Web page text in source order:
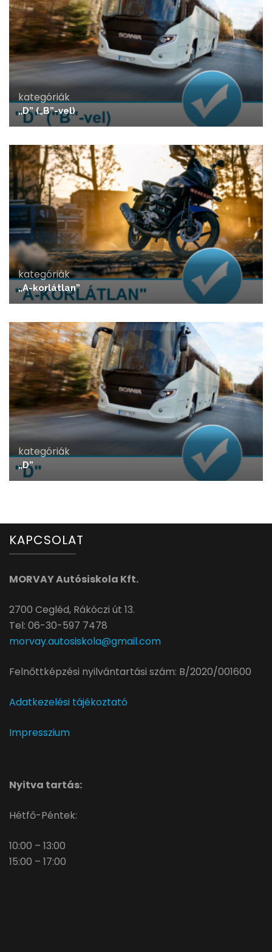
kategóriák
„D” („B”-vel)
kategóriák
„A-korlátlan”
kategóriák
„D”
KAPCSOLAT
MORVAY Autósiskola Kft.
2700 Cegléd, Rákóczi út 13.
Tel: 06-30-597 7478
morvay.autosiskola@gmail.com
Felnőttképzési nyilvántartási szám: B/2020/001600
Adatkezelési tájékoztató
Impresszium
Nyitva tartás:
Hétfő-Péntek:
10:00 – 13:00
15:00 – 17:00